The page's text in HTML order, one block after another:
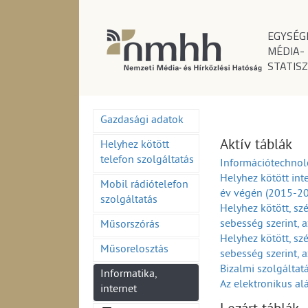
MÉDIA-
Gazdasági adatok
Helyhez kötött
telefon szolgáltatás
Mobil rádiótelefon
szolgáltatás
Műsorszórás
Műsorelosztás
Informatika,
internet
Aktív táblák
Helyhez kötött
év végén (2015-
Helyhez kötött,
sebesség szerint,
Helyhez kötött,
sebesség szerint,
Bizalmi
Az elektronikus
szolgáltatás